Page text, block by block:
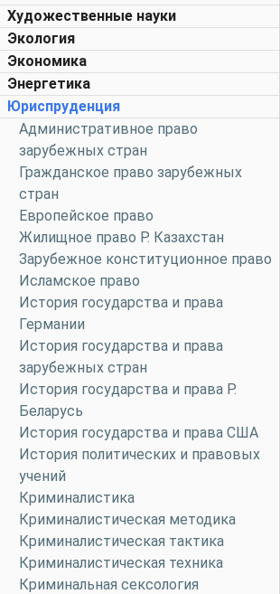
Художественные науки
Экология
Экономика
Энергетика
Юриспруденция
Административное право
зарубежных стран
Гражданское право зарубежных
стран
Европейское право
Жилищное право Р. Казахстан
Зарубежное конституционное право
Исламское право
История государства и права
Германии
История государства и права
зарубежных стран
История государства и права Р.
Беларусь
История государства и права США
История политических и правовых
учений
Криминалистика
Криминалистическая методика
Криминалистическая тактика
Криминалистическая техника
Криминальная сексология